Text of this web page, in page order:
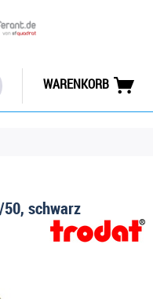
WARENKORB
schwarz